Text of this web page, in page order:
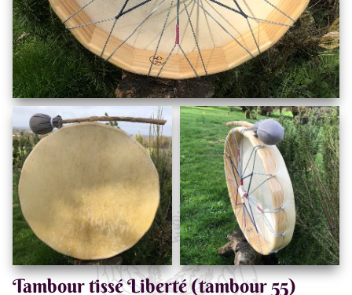
Tambour tissé Liberté (tambour 55)